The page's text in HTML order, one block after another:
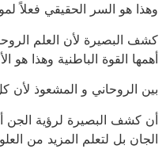
وهذا هو السر الحقيقي فعلاً
كشف البصيرة لأن العلم
أهمها القوة الباطنية وهذا هو
بين الروحاني و المشعوذ لأن
أن كشف البصيرة لرؤية الجن
الجان بل لتعلم المزيد من